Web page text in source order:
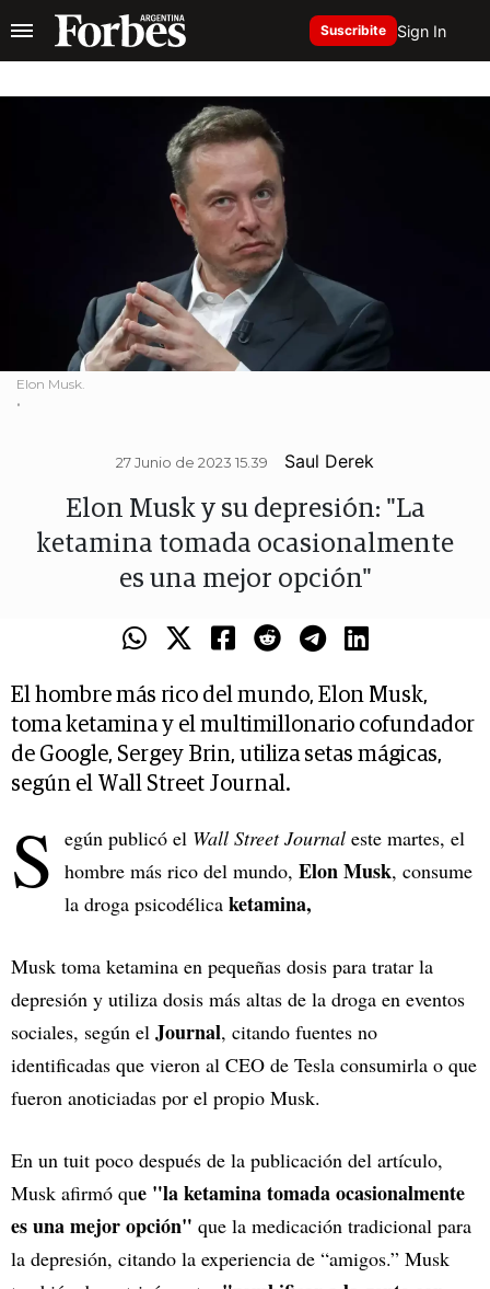
Suscribite Sign In
Elon Musk.
.
27 Junio de 2023 15.39 Saul Derek
Elon Musk y su depresión: "La
ketamina tomada ocasionalmente
es una mejor opción"
El hombre más rico del mundo, Elon Musk,
toma ketamina y el multimillonario cofundador
de Google, Sergey Brin, utiliza setas mágicas,
según el Wall Street Journal.
S egún publicó el Wall Street Journal este martes, el
hombre más rico del mundo, Elon Musk, consume
la droga psicodélica ketamina,
Musk toma ketamina en pequeñas dosis para tratar la
depresión y utiliza dosis más altas de la droga en eventos
sociales, según el Journal, citando fuentes no
identificadas que vieron al CEO de Tesla consumirla o que
fueron anoticiadas por el propio Musk.
En un tuit poco después de la publicación del artículo,
Musk afirmó que "la ketamina tomada ocasionalmente
es una mejor opción" que la medicación tradicional para
la depresión, citando la experiencia de “amigos.” Musk